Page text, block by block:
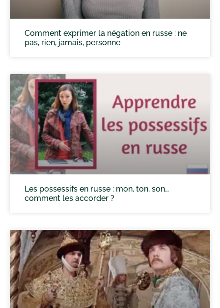
Comment exprimer la négation en russe : ne
pas, rien, jamais, personne
Les possessifs en russe : mon, ton, son…
comment les accorder ?